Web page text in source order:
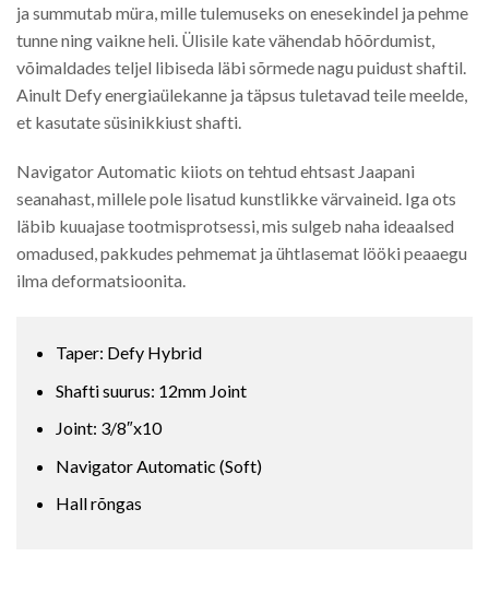
ja summutab müra, mille tulemuseks on enesekindel ja pehme
tunne ning vaikne heli. Ülisile kate vähendab hõõrdumist,
võimaldades teljel libiseda läbi sõrmede nagu puidust shaftil.
Ainult Defy energiaülekanne ja täpsus tuletavad teile meelde,
et kasutate süsinikkiust shafti.
Navigator Automatic kiiots on tehtud ehtsast Jaapani
seanahast, millele pole lisatud kunstlikke värvaineid. Iga ots
läbib kuuajase tootmisprotsessi, mis sulgeb naha ideaalsed
omadused, pakkudes pehmemat ja ühtlasemat lööki peaaegu
ilma deformatsioonita.
Taper: Defy Hybrid
Shafti suurus: 12mm Joint
Joint: 3/8″x10
Navigator Automatic (Soft)
Hall rõngas